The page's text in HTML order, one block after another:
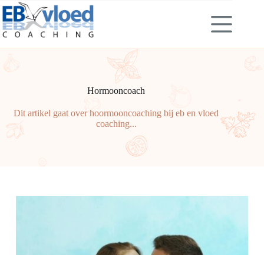
Skip
to
content
Hormooncoach
Dit artikel gaat over hoormooncoaching bij eb en vloed
coaching...